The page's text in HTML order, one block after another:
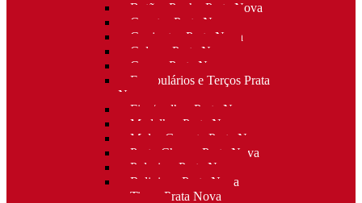
Botões Punho Prata Nova
Canetas Prata Nova
Conjuntos Prata Nova
Colares Prata Nova
Cruzes Prata Nova
Escapulários e Terços Prata
Nova
Fios/malhas Prata Nova
Medalhas Prata Nova
Molas Gravata Prata Nova
Porta-Chaves Prata Nova
Pulseiras Prata Nova
Religioso Prata Nova
Tiaras Prata Nova